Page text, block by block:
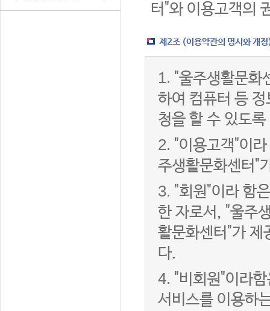
터"와 이용고객의
제2조 (이용약관의 명시와 개
1. "울주생활문화
하여 컴퓨터 등
청을 할 수 있도
2. "이용고객"이
주생활문화센터"
3. "회원"이라 함
한 자로서, "울주
활문화센터"가 제
다.
4. "비회원"이라
서비스를 이용하